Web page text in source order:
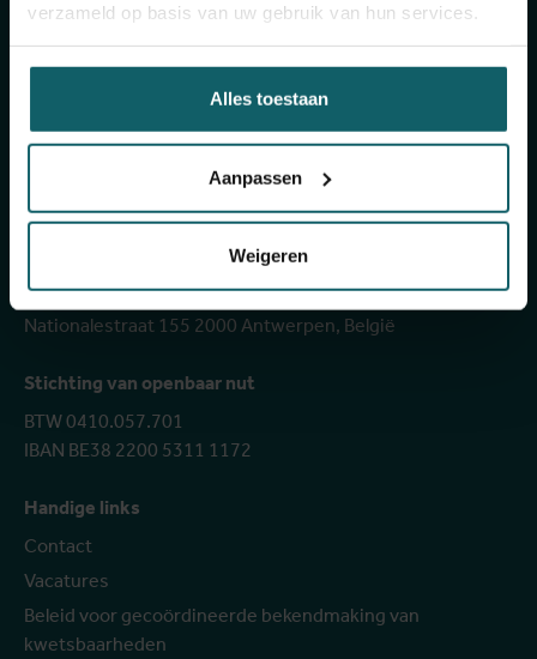
verzameld op basis van uw gebruik van hun services.
Alles toestaan
Aanpassen
Weigeren
Instituut voor Tropische Geneeskunde
Nationalestraat 155 2000 Antwerpen, België
Stichting van openbaar nut
BTW 0410.057.701
IBAN BE38 2200 5311 1172
Handige links
Contact
Vacatures
Beleid voor gecoördineerde bekendmaking van
kwetsbaarheden
Onze socials